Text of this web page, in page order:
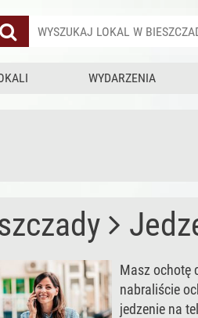
WYDARZENIA
Masz ochotę
nabraliście
jedzenie na